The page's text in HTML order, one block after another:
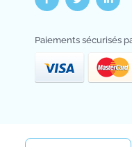
Paiements sécurisés
les Cookies !
On a attendu d'être sûrs
ce site vous intéresse avant
déranger, mais on aimerait